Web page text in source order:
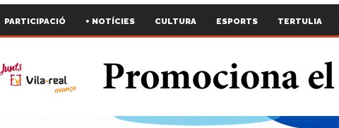
PARTICIPACIÓ + NOTÍCIES CULTURA ESPORTS TERTULIA